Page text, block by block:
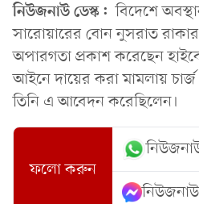
নিউজনাউ ডেস্ক: বিদেশে
সারোয়ারের বোন নুসরাত
অপারগতা প্রকাশ করেছেন
আইনে দায়ের করা মামলায়
তিনি এ আবেদন করেছিলেন।
ফলো করুন